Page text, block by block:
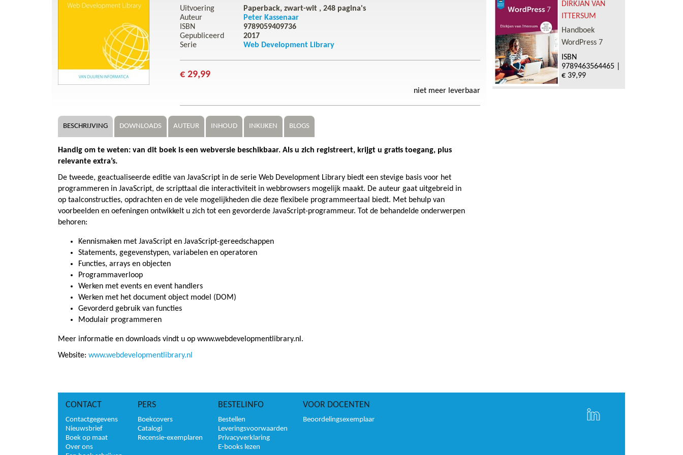
Uitvoering Paperback, zwart-wit , 248 pagina's
Auteur
Peter Kassenaar
ISBN
9789059409736
Gepubliceerd
2017
Serie
Web Development Library
€ 29,99
niet meer leverbaar
BESCHRIJVING DOWNLOADS AUTEUR INHOUD INKIJKEN BLOGS
Handig om te weten: van dit boek is een webversie beschikbaar. Als u zich registreert, krijgt u gratis toegang, plus
relevante extra’s.
De tweede, geactualiseerde editie van JavaScript in de serie Web Development Library biedt een stevige basis voor het
programmeren in JavaScript, de scripttaal die interactiviteit in webbrowsers mogelijk maakt. De auteur gaat uitgebreid in
op taalconstructies, opdrachten en de vele mogelijkheden die deze flexibele programmeertaal biedt. Met behulp van
voorbeelden en oefeningen ontwikkelt u zich tot een gevorderde JavaScript-programmeur. Tot de behandelde onderwerpen
behoren:
Kennismaken met JavaScript en JavaScript-gereedschappen
Statements, gegevenstypen, variabelen en operatoren
Functies, arrays en objecten
Programmaverloop
Werken met events en event handlers
Werken met het document object model (DOM)
Gevorderd gebruik van functies
Modulair programmeren
Meer informatie en downloads vindt u op www.webdevelopmentlibrary.nl.
Website: www.webdevelopmentlibrary.nl
DIRKJAN VAN
ITTERSUM
Handboek
WordPress 7
ISBN
9789463564465|
€ 39,99
CONTACT
Contactgegevens
Nieuwsbrief
Boek op maat
Over ons
PERS
Boekcovers
Catalogi
Recensie-exemplaren
BESTELINFO
Bestellen
Leveringsvoorwaarden
Privacyverklaring
E-books lezen
VOOR DOCENTEN
Beoordelingsexemplaar